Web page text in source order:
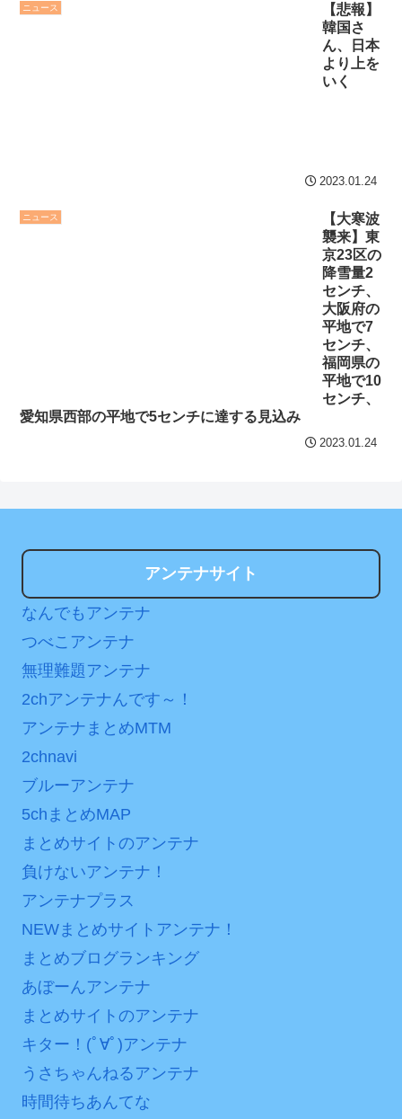
ニュース
【悲報】
韓国さ
ん、日本
より上を
いく
2023.01.24
ニュース
【大寒波
襲来】東
京23区の
降雪量2
センチ、
大阪府の
平地で7
センチ、
福岡県の
平地で10
センチ、
愛知県西部の平地で5センチに達する見込み
2023.01.24
アンテナサイト
なんでもアンテナ
つべこアンテナ
無理難題アンテナ
2chアンテナんです～！
アンテナまとめMTM
2chnavi
ブルーアンテナ
5chまとめMAP
まとめサイトのアンテナ
負けないアンテナ！
アンテナプラス
NEWまとめサイトアンテナ！
まとめブログランキング
あぼーんアンテナ
まとめサイトのアンテナ
キター！(ﾟ∀ﾟ)アンテナ
うさちゃんねるアンテナ
時間待ちあんてな